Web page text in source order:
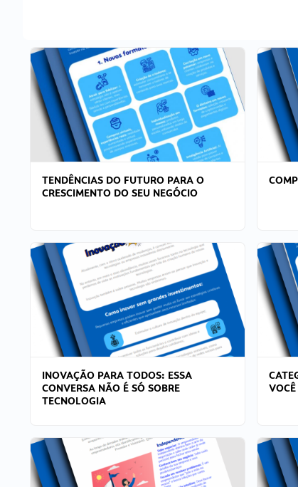
TENDÊNCIAS DO FUTURO PARA O
CRESCIMENTO DO SEU NEGÓCIO
INOVAÇÃO PARA TODOS: ESSA
CONVERSA NÃO É SÓ SOBRE
TECNOLOGIA